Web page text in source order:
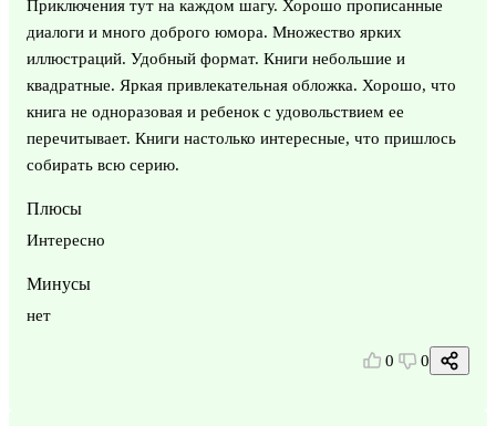
Приключения тут на каждом шагу. Хорошо прописанные
диалоги и много доброго юмора. Множество ярких
иллюстраций. Удобный формат. Книги небольшие и
квадратные. Яркая привлекательная обложка. Хорошо, что
книга не одноразовая и ребенок с удовольствием ее
перечитывает. Книги настолько интересные, что пришлось
собирать всю серию.
Плюсы
Интересно
Минусы
нет
0 0